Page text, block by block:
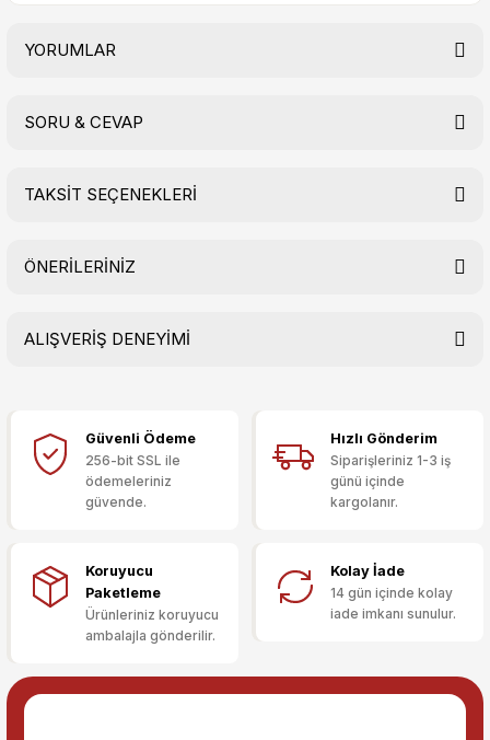
YORUMLAR
SORU & CEVAP
TAKSİT SEÇENEKLERİ
ÖNERİLERİNİZ
Bu ürünün fiyat bilgisi, resim, ürün açıklamalarında ve diğer
Ürün resmi kalitesiz, bozuk veya görüntülenemiyor.
Ürün açıklamasında eksik bilgiler bulunuyor.
Ürün fiyatı diğer sitelerden daha pahalı.
Bu ürüne benzer farklı alternatifler olmalı.
ALIŞVERİŞ DENEYİMİ
Sitemize ilk yorumu siz yapın!
Güvenli Ödeme
256-bit SSL ile
ödemeleriniz
güvende.
Hızlı Gönderim
Siparişleriniz 1-3 iş
günü içinde
kargolanır.
Koruyucu
Paketleme
Ürünleriniz koruyucu
ambalajla gönderilir.
Kolay İade
14 gün içinde kolay
iade imkanı sunulur.